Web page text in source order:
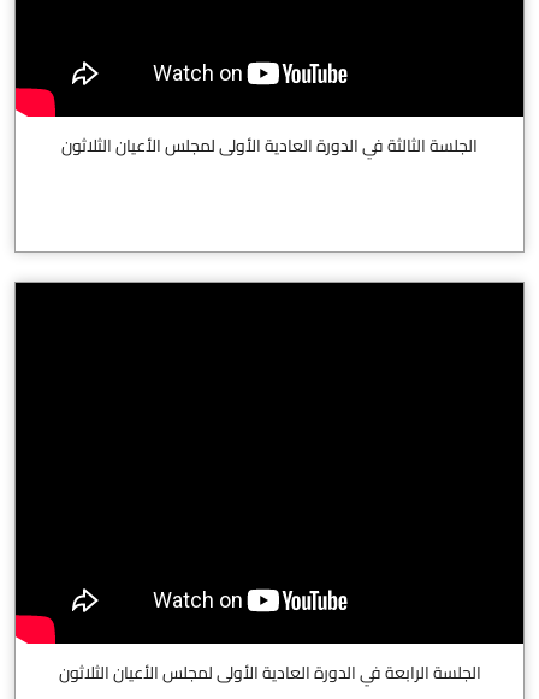
الجلسة الثالثة في الدورة العادية الأولى لمجلس الأعيان الثلاثون
الجلسة الرابعة في الدورة العادية الأولى لمجلس الأعيان الثلاثون